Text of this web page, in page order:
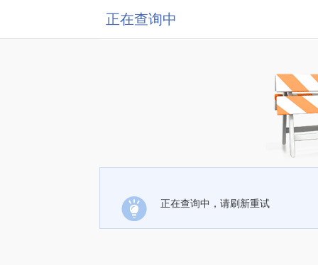
正在查询中
正在查询中，请刷新重试